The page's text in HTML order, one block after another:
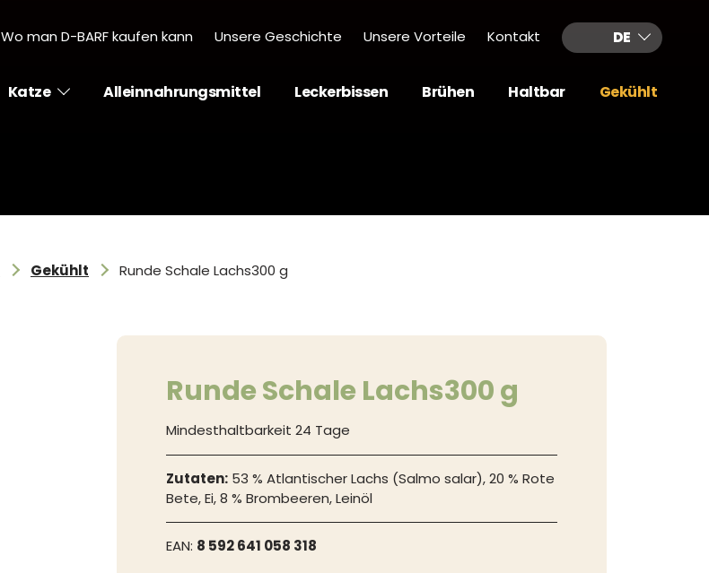
Katze Alleinnahrungsmittel Leckerbissen Brühen Haltbar Gekühlt
Wo man D-BARF kaufen kann Unsere Geschichte Unsere Vorteile Kontakt DE
Gekühlt Runde Schale Lachs300 g
Runde Schale Lachs300 g
Mindesthaltbarkeit 24 Tage
Zutaten:53 % Atlantischer Lachs (Salmo salar), 20 % Rote
Bete, Ei, 8 % Brombeeren, Leinöl
EAN: 8 592 641 058 318